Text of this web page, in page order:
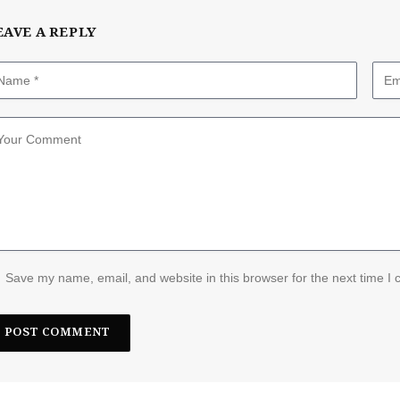
A REPLY
Save my name, email, and website in this browser for the next time I